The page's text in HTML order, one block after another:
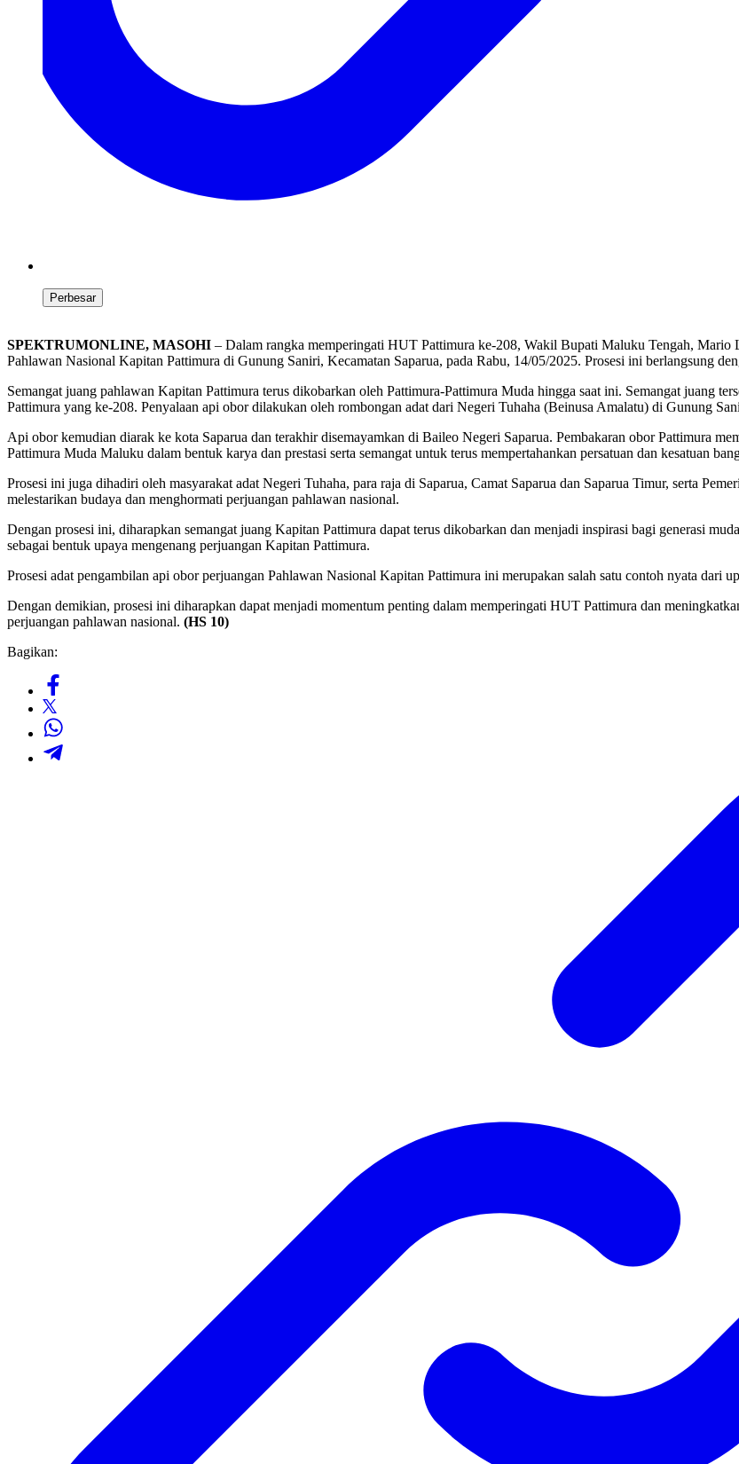
Perbesar
SPEKTRUMONLINE, MASOHI – Dalam rangka memperingati HUT Pattimura ke-208, Wakil Bupati Maluku Tengah, Mario
Pahlawan Nasional Kapitan Pattimura di Gunung Saniri, Kecamatan Saparua, pada Rabu, 14/05/2025. Prosesi ini berlangsung
Semangat juang pahlawan Kapitan Pattimura terus dikobarkan oleh Pattimura-Pattimura Muda hingga saat ini. Semangat juang
Pattimura yang ke-208. Penyalaan api obor dilakukan oleh rombongan adat dari Negeri Tuhaha (Beinusa Amalatu) di Gunung
Api obor kemudian diarak ke kota Saparua dan terakhir disemayamkan di Baileo Negeri Saparua. Pembakaran obor Pattimura
Pattimura Muda Maluku dalam bentuk karya dan prestasi serta semangat untuk terus mempertahankan persatuan dan kesatuan
Prosesi ini juga dihadiri oleh masyarakat adat Negeri Tuhaha, para raja di Saparua, Camat Saparua dan Saparua Timur, serta
melestarikan budaya dan menghormati perjuangan pahlawan nasional.
Dengan prosesi ini, diharapkan semangat juang Kapitan Pattimura dapat terus dikobarkan dan menjadi inspirasi bagi generasi
sebagai bentuk upaya mengenang perjuangan Kapitan Pattimura.
Prosesi adat pengambilan api obor perjuangan Pahlawan Nasional Kapitan Pattimura ini merupakan salah satu contoh nyata dari
Dengan demikian, prosesi ini diharapkan dapat menjadi momentum penting dalam memperingati HUT Pattimura dan
perjuangan pahlawan nasional. (HS 10)
Bagikan: